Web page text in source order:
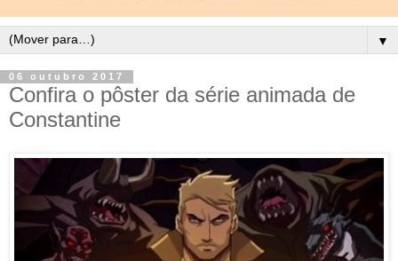
▼
06 outubro 2017
Confira o pôster da série animada de
Constantine